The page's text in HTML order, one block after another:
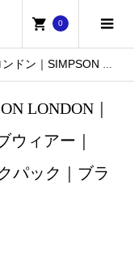
0
S｜ブリッジオブウィアー｜SL510｜グレインレザーバックパック｜ブラック
LONDON｜
ウィアー｜
パック｜ブラ